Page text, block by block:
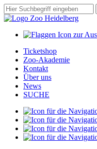
Zum
Hauptinhalt
springen
Suchbegriff
Ticketshop
Zoo-Akademie
Kontakt
Über uns
News
SUCHE